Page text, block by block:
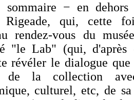
− en dehors
Rigeade, qui, cette
rendez-vous du
"le Lab" (qui,
révéler le dialogue
de la collection
culturel, etc, de